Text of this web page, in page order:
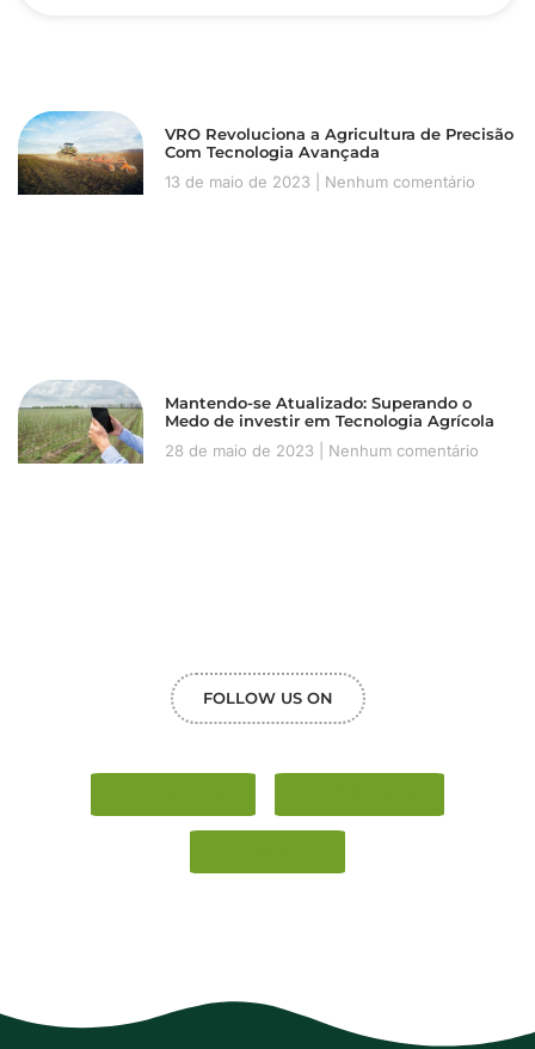
VRO Revoluciona a Agricultura de Precisão
Com Tecnologia Avançada
13 de maio de 2023
Nenhum comentário
Mantendo-se Atualizado: Superando o
Medo de investir em Tecnologia Agrícola
28 de maio de 2023
Nenhum comentário
FOLLOW US ON